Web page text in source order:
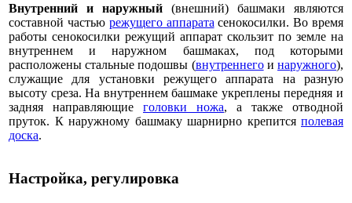
Внутренний и наружный (внешний) башмаки являются
составной частью режущего аппарата сенокосилки. Во время
работы сенокосилки режущий аппарат скользит по земле на
внутреннем и наружном башмаках, под которыми
расположены стальные подошвы (внутреннегоинаружного),
служащие для установки режущего аппарата на разную
высоту среза. На внутреннем башмаке укреплены передняя и
задняя направляющие головки ножа, а также отводной
пруток. К наружному башмаку шарнирно крепится полевая
доска.
Настройка, регулировка